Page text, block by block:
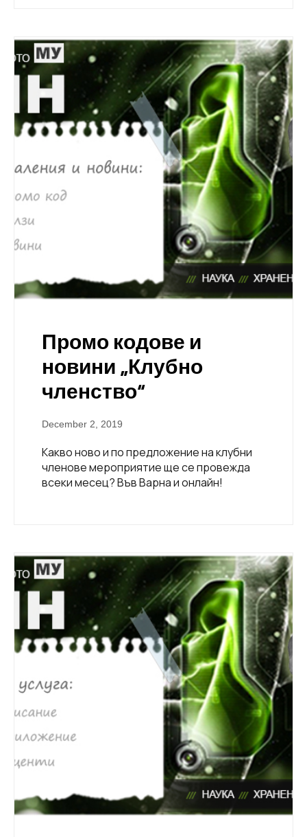
Промо кодове и
новини „Клубно
членство“
December 2, 2019
Какво ново и по предложение на клубни
членове мероприятие ще се провежда
всеки месец? Във Варна и онлайн!